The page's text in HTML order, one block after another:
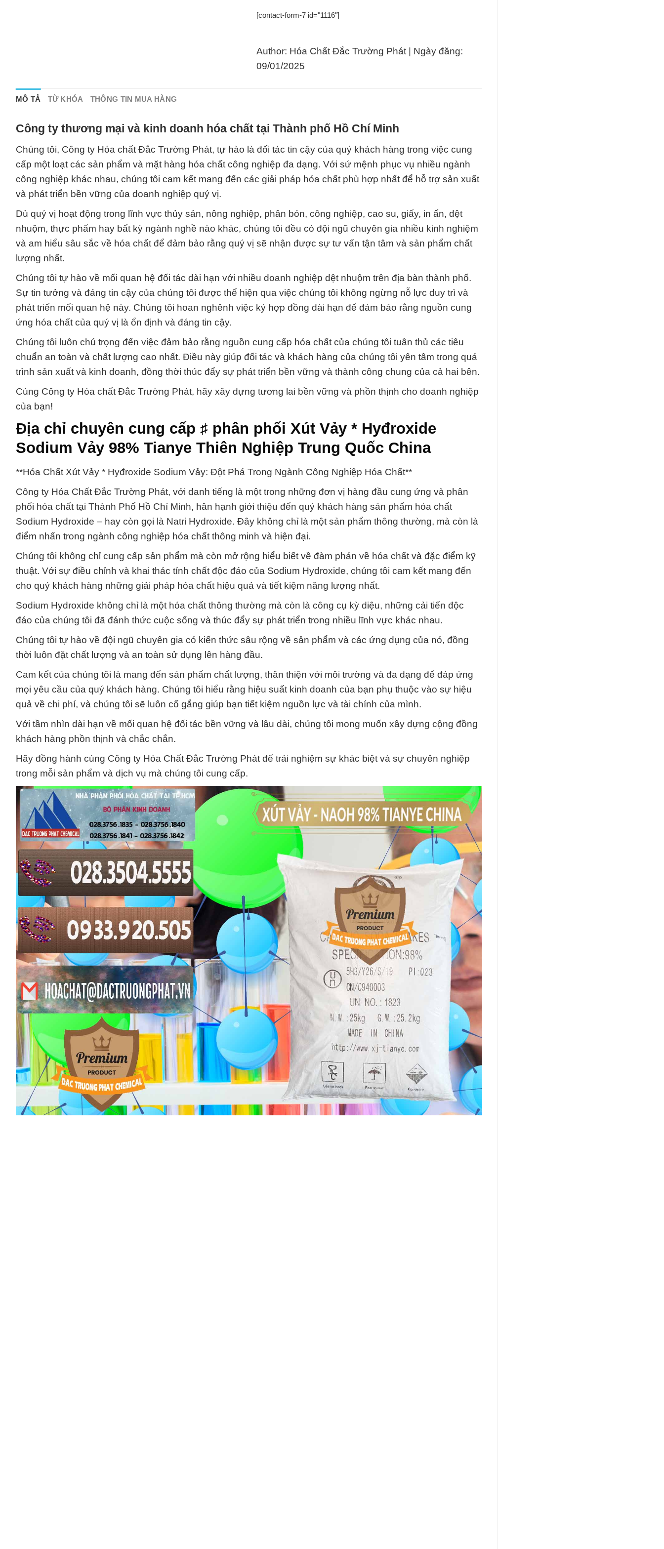
[contact-form-7 id="1116"]
Author: Hóa Chất Đắc Trường Phát | Ngày đăng:
09/01/2025
MÔ TẢ TỪ KHÓA THÔNG TIN MUA HÀNG
Công ty thương mại và kinh doanh hóa chất tại Thành phố Hồ Chí Minh
Chúng tôi, Công ty Hóa chất Đắc Trường Phát, tự hào là đối tác tin cậy của quý khách hàng trong việc cung
cấp một loạt các sản phẩm và mặt hàng hóa chất công nghiệp đa dạng. Với sứ mệnh phục vụ nhiều ngành
công nghiệp khác nhau, chúng tôi cam kết mang đến các giải pháp hóa chất phù hợp nhất để hỗ trợ sản xuất
và phát triển bền vững của doanh nghiệp quý vị.
Dù quý vị hoạt động trong lĩnh vực thủy sản, nông nghiệp, phân bón, công nghiệp, cao su, giấy, in ấn, dệt
nhuộm, thực phẩm hay bất kỳ ngành nghề nào khác, chúng tôi đều có đội ngũ chuyên gia nhiều kinh nghiệm
và am hiểu sâu sắc về hóa chất để đảm bảo rằng quý vị sẽ nhận được sự tư vấn tận tâm và sản phẩm chất
lượng nhất.
Chúng tôi tự hào về mối quan hệ đối tác dài hạn với nhiều doanh nghiệp dệt nhuộm trên địa bàn thành phố.
Sự tin tưởng và đáng tin cậy của chúng tôi được thể hiện qua việc chúng tôi không ngừng nỗ lực duy trì và
phát triển mối quan hệ này. Chúng tôi hoan nghênh việc ký hợp đồng dài hạn để đảm bảo rằng nguồn cung
ứng hóa chất của quý vị là ổn định và đáng tin cậy.
Chúng tôi luôn chú trọng đến việc đảm bảo rằng nguồn cung cấp hóa chất của chúng tôi tuân thủ các tiêu
chuẩn an toàn và chất lượng cao nhất. Điều này giúp đối tác và khách hàng của chúng tôi yên tâm trong quá
trình sản xuất và kinh doanh, đồng thời thúc đẩy sự phát triển bền vững và thành công chung của cả hai bên.
Cùng Công ty Hóa chất Đắc Trường Phát, hãy xây dựng tương lai bền vững và phồn thịnh cho doanh nghiệp
của bạn!
Địa chỉ chuyên cung cấp ♯ phân phối Xút Vảy * Hyđroxide
Sodium Vảy 98% Tianye Thiên Nghiệp Trung Quốc China
**Hóa Chất Xút Vảy * Hyđroxide Sodium Vảy: Đột Phá Trong Ngành Công Nghiệp Hóa Chất**
Công ty Hóa Chất Đắc Trường Phát, với danh tiếng là một trong những đơn vị hàng đầu cung ứng và phân
phối hóa chất tại Thành Phố Hồ Chí Minh, hân hạnh giới thiệu đến quý khách hàng sản phẩm hóa chất
Sodium Hydroxide – hay còn gọi là Natri Hydroxide. Đây không chỉ là một sản phẩm thông thường, mà còn là
điểm nhấn trong ngành công nghiệp hóa chất thông minh và hiện đại.
Chúng tôi không chỉ cung cấp sản phẩm mà còn mở rộng hiểu biết về đàm phán về hóa chất và đặc điểm kỹ
thuật. Với sự điều chỉnh và khai thác tính chất độc đáo của Sodium Hydroxide, chúng tôi cam kết mang đến
cho quý khách hàng những giải pháp hóa chất hiệu quả và tiết kiệm năng lượng nhất.
Sodium Hydroxide không chỉ là một hóa chất thông thường mà còn là công cụ kỳ diệu, những cải tiến độc
đáo của chúng tôi đã đánh thức cuộc sống và thúc đẩy sự phát triển trong nhiều lĩnh vực khác nhau.
Chúng tôi tự hào về đội ngũ chuyên gia có kiến thức sâu rộng về sản phẩm và các ứng dụng của nó, đồng
thời luôn đặt chất lượng và an toàn sử dụng lên hàng đầu.
Cam kết của chúng tôi là mang đến sản phẩm chất lượng, thân thiện với môi trường và đa dạng để đáp ứng
mọi yêu cầu của quý khách hàng. Chúng tôi hiểu rằng hiệu suất kinh doanh của bạn phụ thuộc vào sự hiệu
quả về chi phí, và chúng tôi sẽ luôn cố gắng giúp bạn tiết kiệm nguồn lực và tài chính của mình.
Với tầm nhìn dài hạn về mối quan hệ đối tác bền vững và lâu dài, chúng tôi mong muốn xây dựng cộng đồng
khách hàng phồn thịnh và chắc chắn.
Hãy đồng hành cùng Công ty Hóa Chất Đắc Trường Phát để trải nghiệm sự khác biệt và sự chuyên nghiệp
trong mỗi sản phẩm và dịch vụ mà chúng tôi cung cấp.